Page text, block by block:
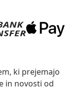
ki prejemajo
in novosti od